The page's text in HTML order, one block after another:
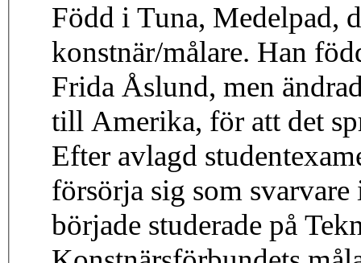
Född i Tuna, Medelpad,
konstnär/målare. Han
Frida Åslund, men
till Amerika, för att det
Efter avlagd
försörja sig som
började studerade på